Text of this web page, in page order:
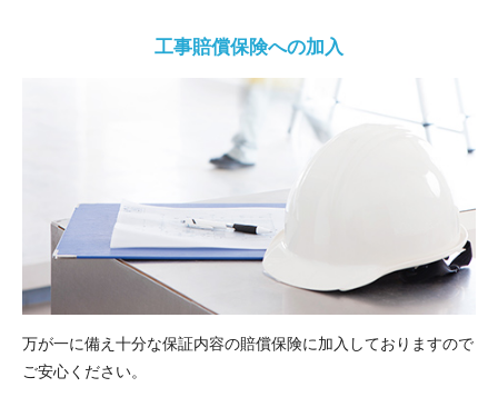
工事賠償保険への加入
万が一に備え十分な保証内容の賠償保険に加入しておりますので
ご安心ください。